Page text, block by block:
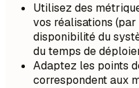
Utilisez des
vos réalisations
disponibilité du
du temps de
Adaptez les points
correspondent aux